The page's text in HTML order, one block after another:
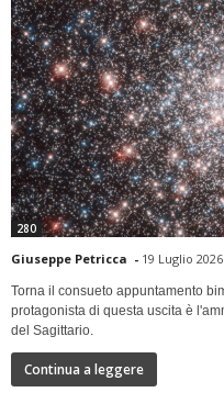
280
Giuseppe Petricca - 19 Luglio 2026
Torna il consueto appuntamento
protagonista di questa uscita è
del Sagittario.
Continua a leggere